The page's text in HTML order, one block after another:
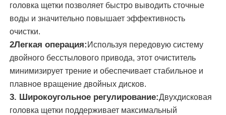
Рулочная щетка для солнечных панелей
Инструменты для очистки солнечных панелей
Оборудование для мытья солнечных панелей
Штанга с подачей воды
головка щетки позволяет быстро выводить сточные
воды и значительно повышает эффективность
очистки.
2Легкая операция: Используя передовую систему
двойного бесстылового привода, этот очиститель
минимизирует трение и обеспечивает стабильное и
плавное вращение двойных дисков.
3. Широкоугольное регулирование:Двухдисковая
головка щетки поддерживает максимальный